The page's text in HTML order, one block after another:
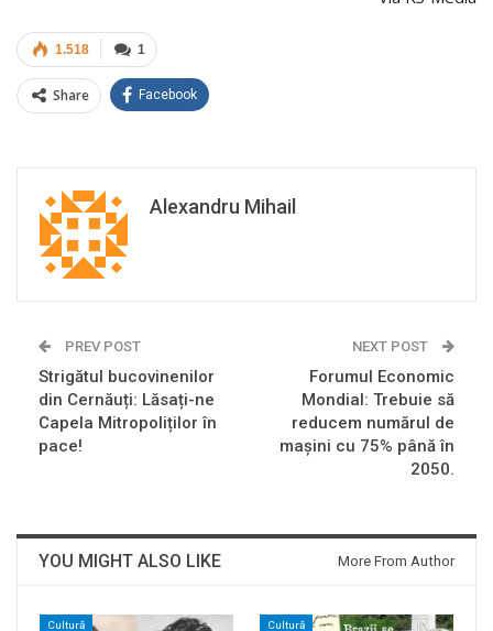
1
1.518
Share Facebook
Alexandru Mihail
PREV POST
Strigătul bucovinenilor
din Cernăuți: Lăsați-ne
Capela Mitropoliților în
pace!
NEXT POST
Forumul Economic
Mondial: Trebuie să
reducem numărul de
mașini cu 75% până în
2050.
YOU MIGHT ALSO LIKE More From Author
Cultură Cultură